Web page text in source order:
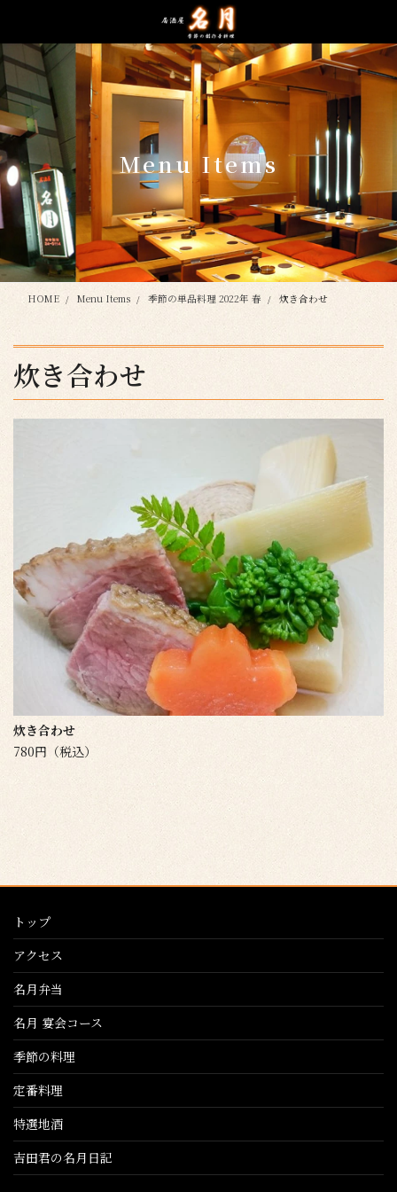
テ
ン
ツ
に
移
動
ゲ
ー
シ
ョ
ン
に
移
動
Menu Items
HOME Menu Items 季節の単品料理 2022年 春 炊き合わせ
炊き合わせ
炊き合わせ
780円（税込）
トップ
アクセス
名月弁当
名月 宴会コース
季節の料理
定番料理
特選地酒
吉田君の名月日記